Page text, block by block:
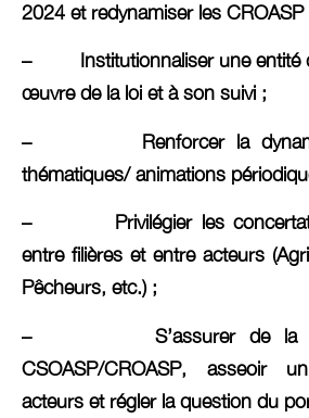
2024 et redynamiser les CROASP
– Institutionnaliser une entité
œuvre de la loi et à son suivi ;
– Renforcer la
thématiques/ animations
– Privilégier les
entre filières et entre acteurs
Pêcheurs, etc.) ;
– S’assurer de la
CSOASP/CROASP, asseoir
acteurs et régler la question du